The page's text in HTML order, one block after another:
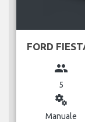
FORD
group
5
miscellaneous_services
Manuale